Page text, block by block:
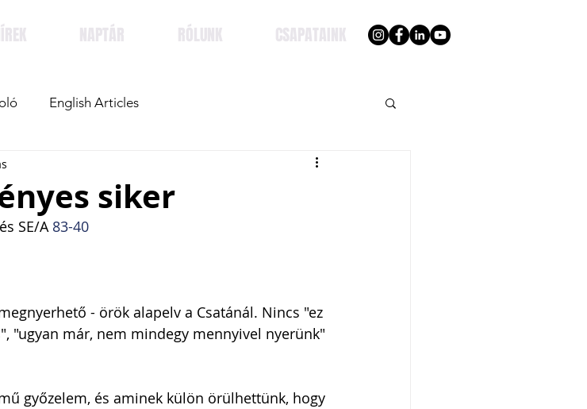
NAPTÁR RÓLUNK CSAPATAINK
English Articles
siker
SE/A 83-40
- örök alapelv a Csatánál. Nincs "ez
"ugyan már, nem mindegy mennyivel nyerünk"
győzelem, és aminek külön örülhettünk, hogy